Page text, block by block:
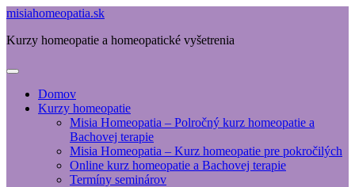
misiahomeopatia.sk
Kurzy homeopatie a homeopatické vyšetrenia
Domov
Kurzy homeopatie
Misia Homeopatia – Polročný kurz homeopatie a
Bachovej terapie
Misia Homeopatia – Kurz homeopatie pre pokročilých
Online kurz homeopatie a Bachovej terapie
Termíny seminárov